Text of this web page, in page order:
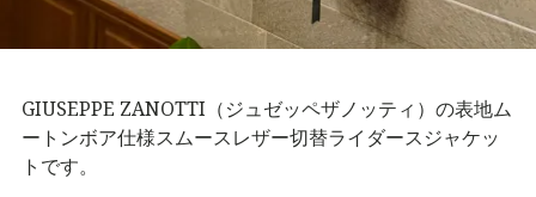
GIUSEPPE ZANOTTI（ジュゼッペザノッティ）の表地ム
ートンボア仕様スムースレザー切替ライダースジャケッ
トです。